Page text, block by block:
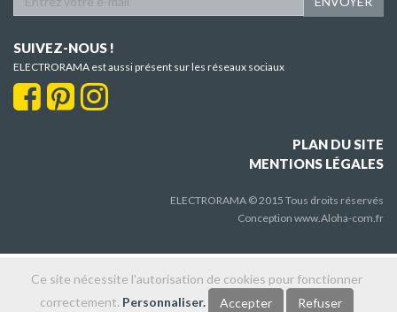
SUIVEZ-NOUS !
ELECTRORAMA est aussi présent sur les réseaux sociaux
PLAN DU SITE
MENTIONS LÉGALES
ELECTRORAMA © 2015 Tous droits réservés
Conception www.Aloha-com.fr
Ce site nécessite l'autorisation de cookies pour fonctionner
correctement. Personnaliser. Accepter Refuser